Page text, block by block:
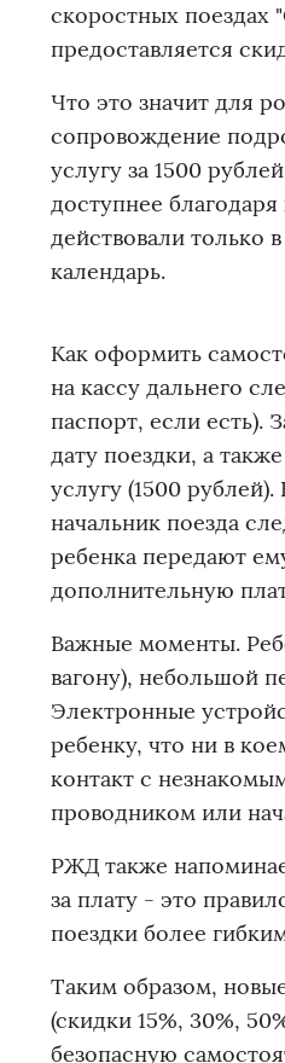
скоростных поездах
предоставляется
Что это значит для
сопровождение
услугу за 1500
доступнее
действовали только
календарь.
Как оформить
на кассу дальнего
паспорт, если есть).
дату поездки, а
услугу (1500
начальник поезда
ребенка передают
дополнительную
Важные моменты.
вагону), небольшой
Электронные
ребенку, что ни в
контакт с
проводником или
РЖД также
за плату - это
поездки более
Таким образом,
(скидки 15%, 30%,
безопасную